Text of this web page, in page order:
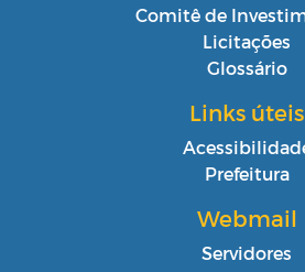
Comitê de
Licitações
Glossário
Links úteis
Prefeitura
Webmail
Servidores